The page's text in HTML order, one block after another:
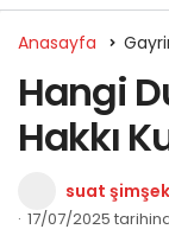
Anasayfa
Hangi
Hakkı
suat şimşek
17/07/2025